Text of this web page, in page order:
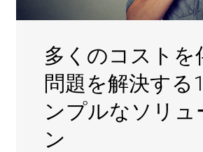
多くのコストを
問題を解決する
ンプルなソリュ
ン